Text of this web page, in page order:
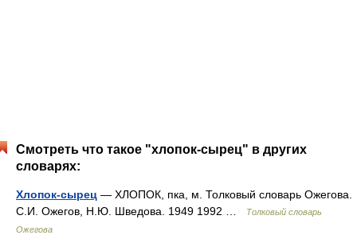
Смотреть что такое "хлопок-сырец" в других
словарях:
Хлопок-сырец — ХЛОПОК, пка, м. Толковый словарь Ожегова.
С.И. Ожегов, Н.Ю. Шведова. 1949 1992 …
Толковый словарь
Ожегова